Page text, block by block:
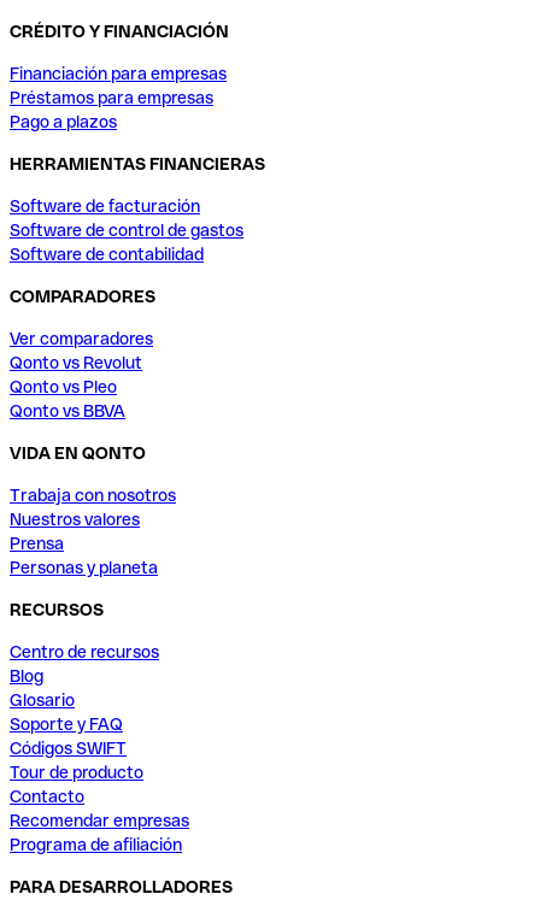
CRÉDITO Y FINANCIACIÓN
Financiación para empresas
Préstamos para empresas
Pago a plazos
HERRAMIENTAS FINANCIERAS
Software de facturación
Software de control de gastos
Software de contabilidad
COMPARADORES
Ver comparadores
Qonto vs Revolut
Qonto vs Pleo
Qonto vs BBVA
VIDA EN QONTO
Trabaja con nosotros
Nuestros valores
Prensa
Personas y planeta
RECURSOS
Centro de recursos
Blog
Glosario
Soporte y FAQ
Códigos SWIFT
Tour de producto
Contacto
Recomendar empresas
Programa de afiliación
PARA DESARROLLADORES